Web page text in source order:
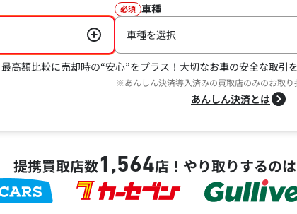
必須 車種
車種を選択
最高額比較に売却時の“安心”をプラス！ 大切なお車の安全な取引
※あんしん決済導入済みの買取店のみのお取り
あんしん決済とは
提携買取店数1,564店！ やり取りするの